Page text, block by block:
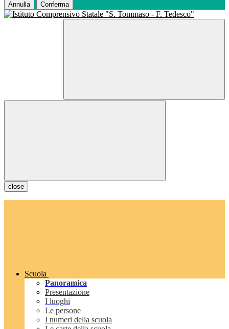
Annulla Conferma
close
Scuola
Panoramica
Presentazione
I luoghi
Le persone
I numeri della scuola